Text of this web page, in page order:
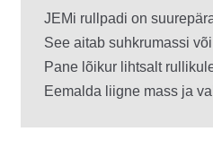
JEMi rullpadi on
See aitab suhkrumassi
Pane lõikur lihtsalt
Eemalda liigne mass ja